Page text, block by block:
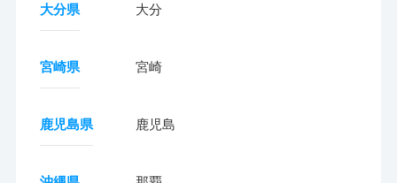
大分県 大分
宮崎県 宮崎
鹿児島県 鹿児島